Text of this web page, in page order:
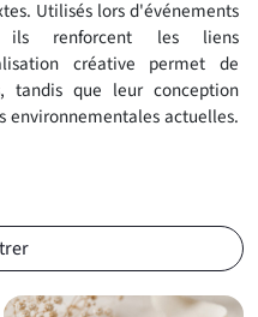
Utilisés lors d'événements
ils renforcent les liens
créative permet de
tandis que leur conception
environnementales actuelles.
de badges à